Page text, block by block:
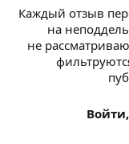
Каждый отзыв
на
не